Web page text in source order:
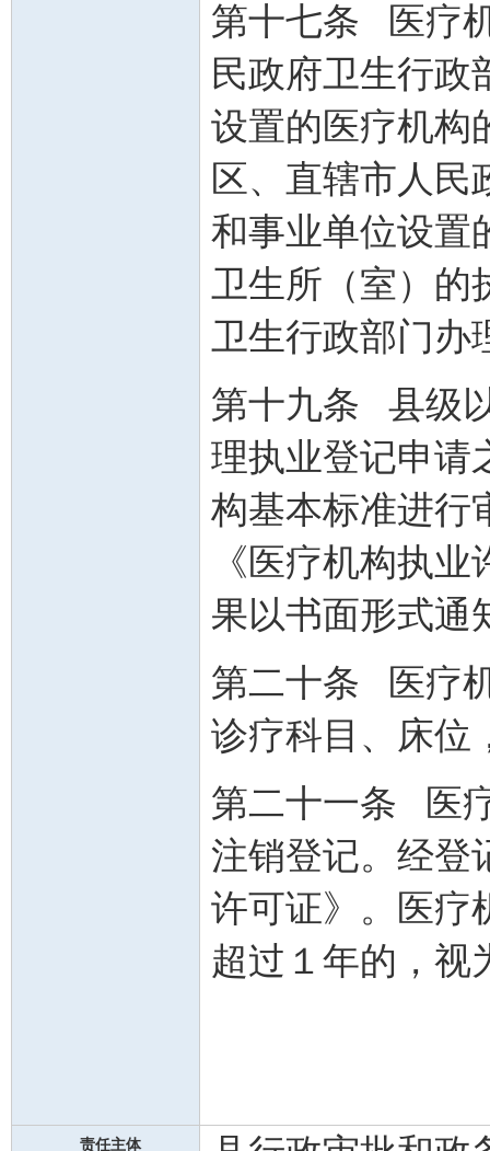
第十七条 医疗
民政府卫生行政
设置的医疗机构
区、直辖市人
和事业单位设置
卫生所（室）的
卫生行政部门办
第十九条 县级
理执业登记申请
构基本标准进行
《医疗机构执
果以书面形式通
第二十条 医疗
诊疗科目、床位
第二十一条 医
注销登记。经登
许可证》。医疗
超过１年的，视
责任主体